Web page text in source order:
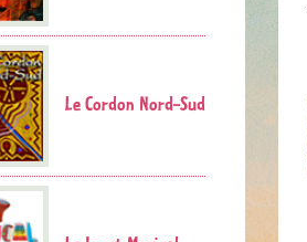
Le Cordon Nord-Sud